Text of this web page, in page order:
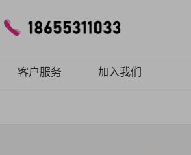
客户服务 加入我们